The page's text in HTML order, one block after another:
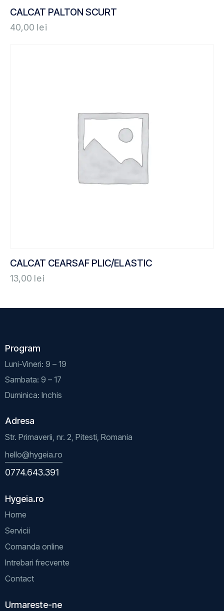
CALCAT PALTON SCURT
40,00 lei
CALCAT CEARSAF PLIC/ELASTIC
13,00 lei
Program
Luni-Vineri: 9 – 19
Sambata: 9 – 17
Duminica: Inchis
Adresa
Str. Primaverii, nr. 2, Pitesti, Romania
hello@hygeia.ro
0774.643.391
Hygeia.ro
Home
Servicii
Comanda online
Intrebari frecvente
Contact
Urmareste-ne